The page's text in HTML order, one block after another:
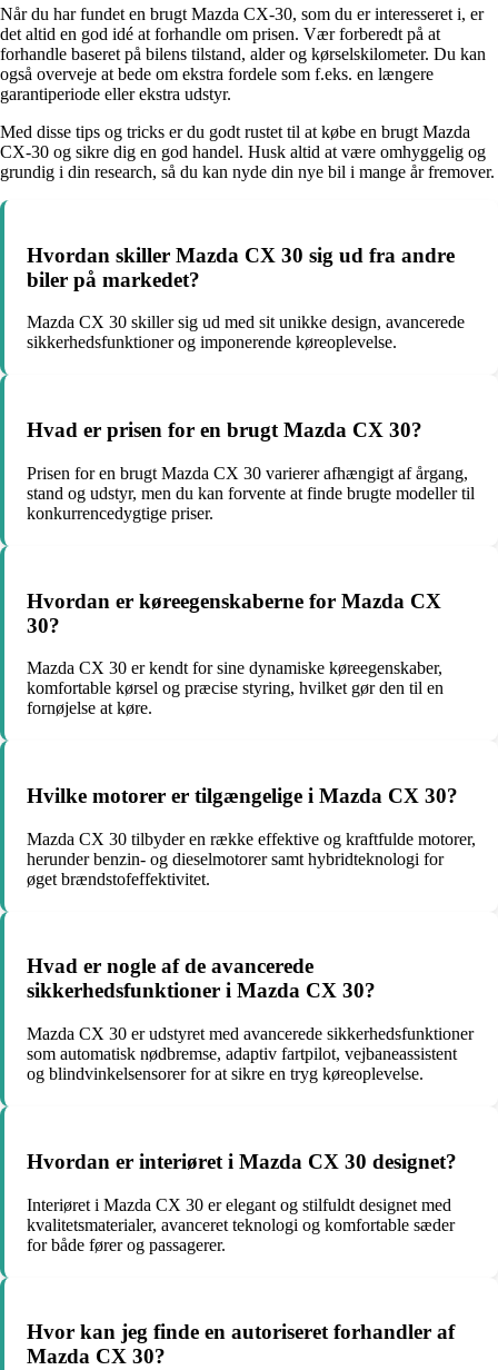
Når du har fundet en brugt Mazda CX-30, som du er interesseret i, er
det altid en god idé at forhandle om prisen. Vær forberedt på at
forhandle baseret på bilens tilstand, alder og kørselskilometer. Du kan
også overveje at bede om ekstra fordele som f.eks. en længere
garantiperiode eller ekstra udstyr.
Med disse tips og tricks er du godt rustet til at købe en brugt Mazda
CX-30 og sikre dig en god handel. Husk altid at være omhyggelig og
grundig i din research, så du kan nyde din nye bil i mange år fremover.
Hvordan skiller Mazda CX 30 sig ud fra andre
biler på markedet?
Mazda CX 30 skiller sig ud med sit unikke design, avancerede
sikkerhedsfunktioner og imponerende køreoplevelse.
Hvad er prisen for en brugt Mazda CX 30?
Prisen for en brugt Mazda CX 30 varierer afhængigt af årgang,
stand og udstyr, men du kan forvente at finde brugte modeller til
konkurrencedygtige priser.
Hvordan er køreegenskaberne for Mazda CX
30?
Mazda CX 30 er kendt for sine dynamiske køreegenskaber,
komfortable kørsel og præcise styring, hvilket gør den til en
fornøjelse at køre.
Hvilke motorer er tilgængelige i Mazda CX 30?
Mazda CX 30 tilbyder en række effektive og kraftfulde motorer,
herunder benzin- og dieselmotorer samt hybridteknologi for
øget brændstofeffektivitet.
Hvad er nogle af de avancerede
sikkerhedsfunktioner i Mazda CX 30?
Mazda CX 30 er udstyret med avancerede sikkerhedsfunktioner
som automatisk nødbremse, adaptiv fartpilot, vejbaneassistent
og blindvinkelsensorer for at sikre en tryg køreoplevelse.
Hvordan er interiøret i Mazda CX 30 designet?
Interiøret i Mazda CX 30 er elegant og stilfuldt designet med
kvalitetsmaterialer, avanceret teknologi og komfortable sæder
for både fører og passagerer.
Hvor kan jeg finde en autoriseret forhandler af
Mazda CX 30?